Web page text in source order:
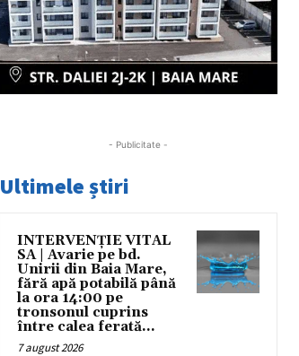
- Publicitate -
Ultimele știri
INTERVENȚIE VITAL
SA | Avarie pe bd.
Unirii din Baia Mare,
fără apă potabilă până
la ora 14:00 pe
tronsonul cuprins
între calea ferată...
7 august 2026